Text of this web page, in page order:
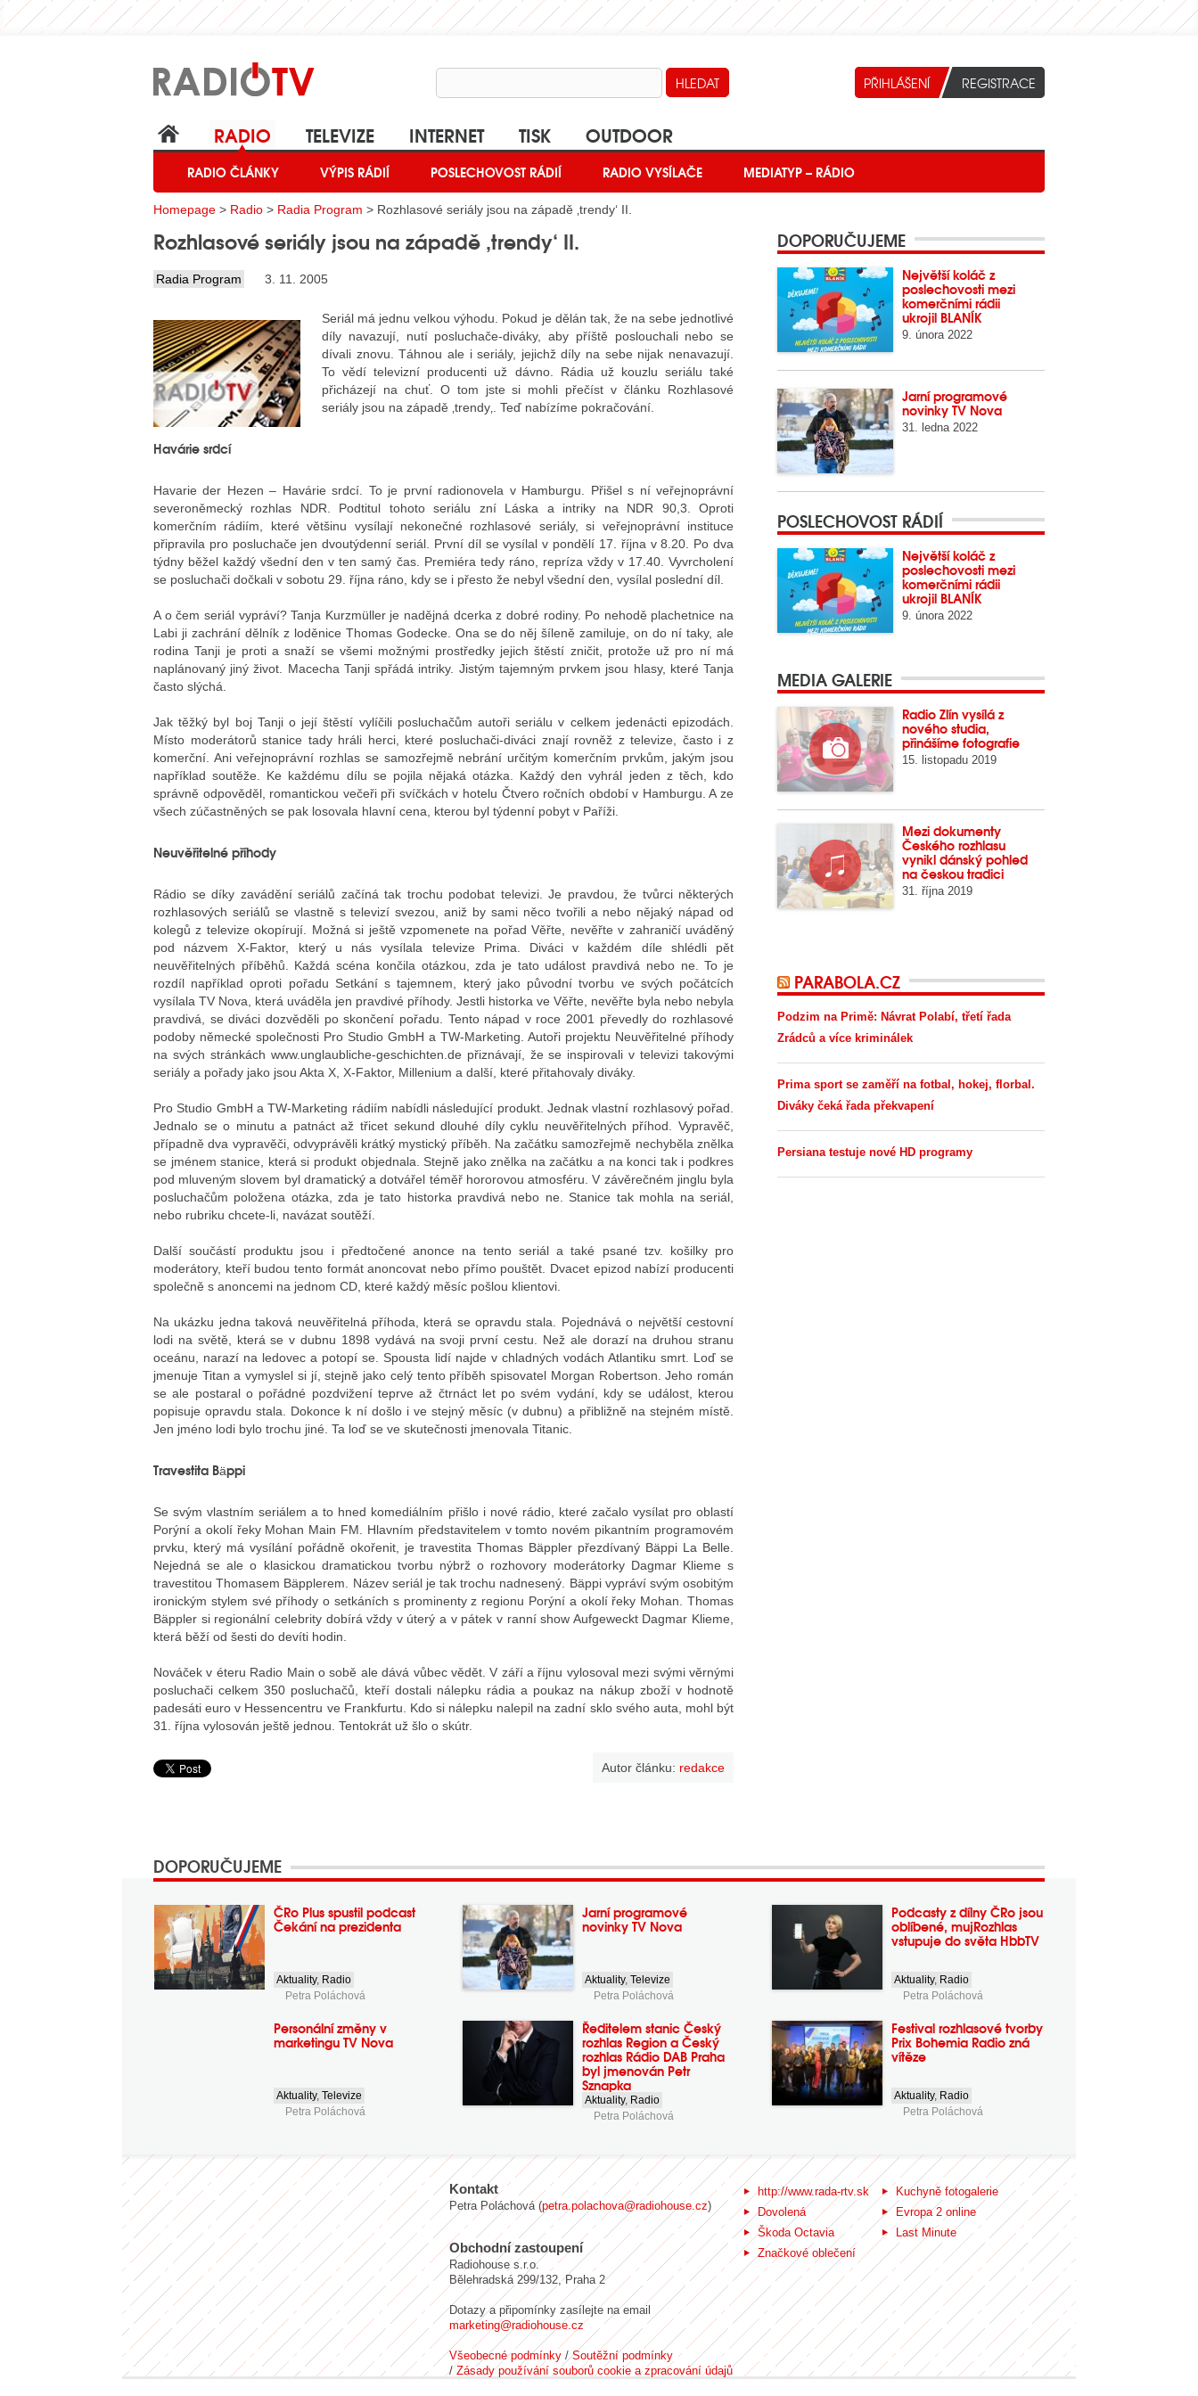
RADIO
RADIO ČLÁNKY VÝPIS RÁDIÍ POSLECHOVOST RÁDIÍ RADIO VYSÍLAČE MEDIATYP – RÁDIO
TELEVIZE INTERNET TISK OUTDOOR
Homepage > Radio > Radia Program > Rozhlasové seriály jsou na západě ‚trendy‘ II.
Rozhlasové seriály jsou na západě ‚trendy‘ II.
Radia Program 3. 11. 2005
Seriál má jednu velkou výhodu. Pokud je dělán tak, že na sebe jednotlivé
díly navazují, nutí posluchače-diváky, aby příště poslouchali nebo se
dívali znovu. Táhnou ale i seriály, jejichž díly na sebe nijak nenavazují.
To vědí televizní producenti už dávno. Rádia už kouzlu seriálu také
přicházejí na chuť. O tom jste si mohli přečíst v článku Rozhlasové
seriály jsou na západě ‚trendy
. Teď nabízíme pokračování.
Havárie srdcí
Havarie der Hezen – Havárie srdcí. To je první radionovela v Hamburgu. Přišel s ní veřejnoprávní
severoněmecký rozhlas NDR. Podtitul tohoto seriálu zní Láska a intriky na NDR 90,3. Oproti
komerčním rádiím, které většinu vysílají nekonečné rozhlasové seriály, si veřejnoprávní instituce
připravila pro posluchače jen dvoutýdenní seriál. První díl se vysílal v pondělí 17. října v 8.20. Po dva
týdny běžel každý všední den v ten samý čas. Premiéra tedy ráno, repríza vždy v 17.40. Vyvrcholení
se posluchači dočkali v sobotu 29. října ráno, kdy se i přesto že nebyl všední den, vysílal poslední díl.
A o čem seriál vypráví? Tanja Kurzmüller je nadějná dcerka z dobré rodiny. Po nehodě plachetnice na
Labi ji zachrání dělník z loděnice Thomas Godecke. Ona se do něj šíleně zamiluje, on do ní taky, ale
rodina Tanji je proti a snaží se všemi možnými prostředky jejich štěstí zničit, protože už pro ní má
naplánovaný jiný život. Macecha Tanji spřádá intriky. Jistým tajemným prvkem jsou hlasy, které Tanja
často slýchá.
Jak těžký byl boj Tanji o její štěstí vylíčili posluchačům autoři seriálu v celkem jedenácti epizodách.
Místo moderátorů stanice tady hráli herci, které posluchači-diváci znají rovněž z televize, často i z
komerční. Ani veřejnoprávní rozhlas se samozřejmě nebrání určitým komerčním prvkům, jakým jsou
například soutěže. Ke každému dílu se pojila nějaká otázka. Každý den vyhrál jeden z těch, kdo
správně odpověděl, romantickou večeři při svíčkách v hotelu Čtvero ročních období v Hamburgu. A ze
všech zúčastněných se pak losovala hlavní cena, kterou byl týdenní pobyt v Paříži.
Neuvěřitelné příhody
Rádio se díky zavádění seriálů začíná tak trochu podobat televizi. Je pravdou, že tvůrci některých
rozhlasových seriálů se vlastně s televizí svezou, aniž by sami něco tvořili a nebo nějaký nápad od
kolegů z televize okopírují. Možná si ještě vzpomenete na pořad Věřte, nevěřte v zahraničí uváděný
pod názvem X-Faktor, který u nás vysílala televize Prima. Diváci v každém díle shlédli pět
neuvěřitelných příběhů. Každá scéna končila otázkou, zda je tato událost pravdivá nebo ne. To je
rozdíl například oproti pořadu Setkání s tajemnem, který jako původní tvorbu ve svých počátcích
vysílala TV Nova, která uváděla jen pravdivé příhody. Jestli historka ve Věřte, nevěřte byla nebo nebyla
pravdivá, se diváci dozvěděli po skončení pořadu. Tento nápad v roce 2001 převedly do rozhlasové
podoby německé společnosti Pro Studio GmbH a TW-Marketing. Autoři projektu Neuvěřitelné příhody
na svých stránkách www.unglaubliche-geschichten.de přiznávají, že se inspirovali v televizi takovými
seriály a pořady jako jsou Akta X, X-Faktor, Millenium a další, které přitahovaly diváky.
Pro Studio GmbH a TW-Marketing rádiím nabídli následující produkt. Jednak vlastní rozhlasový pořad.
Jednalo se o minutu a patnáct až třicet sekund dlouhé díly cyklu neuvěřitelných příhod. Vypravěč,
případně dva vypravěči, odvyprávěli krátký mystický příběh. Na začátku samozřejmě nechyběla znělka
se jménem stanice, která si produkt objednala. Stejně jako znělka na začátku a na konci tak i podkres
pod mluveným slovem byl dramatický a dotvářel téměř hororovou atmosféru. V závěrečném jinglu byla
posluchačům položena otázka, zda je tato historka pravdivá nebo ne. Stanice tak mohla na seriál,
nebo rubriku chcete-li, navázat soutěží.
Další součástí produktu jsou i předtočené anonce na tento seriál a také psané tzv. košilky pro
moderátory, kteří budou tento formát anoncovat nebo přímo pouštět. Dvacet epizod nabízí producenti
společně s anoncemi na jednom CD, které každý měsíc pošlou klientovi.
Na ukázku jedna taková neuvěřitelná příhoda, která se opravdu stala. Pojednává o největší cestovní
lodi na světě, která se v dubnu 1898 vydává na svoji první cestu. Než ale dorazí na druhou stranu
oceánu, narazí na ledovec a potopí se. Spousta lidí najde v chladných vodách Atlantiku smrt. Loď se
jmenuje Titan a vymyslel si jí, stejně jako celý tento příběh spisovatel Morgan Robertson. Jeho román
se ale postaral o pořádné pozdvižení teprve až čtrnáct let po svém vydání, kdy se událost, kterou
popisuje opravdu stala. Dokonce k ní došlo i ve stejný měsíc (v dubnu) a přibližně na stejném místě.
Jen jméno lodi bylo trochu jiné. Ta loď se ve skutečnosti jmenovala Titanic.
Travestita Bäppi
Se svým vlastním seriálem a to hned komediálním přišlo i nové rádio, které začalo vysílat pro oblastí
Porýní a okolí řeky Mohan Main FM. Hlavním představitelem v tomto novém pikantním programovém
prvku, který má vysílání pořádně okořenit, je travestita Thomas Bäppler přezdívaný Bäppi La Belle.
Nejedná se ale o klasickou dramatickou tvorbu nýbrž o rozhovory moderátorky Dagmar Klieme s
travestitou Thomasem Bäpplerem. Název seriál je tak trochu nadnesený. Bäppi vypráví svým osobitým
ironickým stylem své příhody o setkáních s prominenty z regionu Porýní a okolí řeky Mohan. Thomas
Bäppler si regionální celebrity dobírá vždy v úterý a v pátek v ranní show Aufgeweckt Dagmar Klieme,
která běží od šesti do devíti hodin.
Nováček v éteru Radio Main o sobě ale dává vůbec vědět. V září a říjnu vylosoval mezi svými věrnými
posluchači celkem 350 posluchačů, kteří dostali nálepku rádia a poukaz na nákup zboží v hodnotě
padesáti euro v Hessencentru ve Frankfurtu. Kdo si nálepku nalepil na zadní sklo svého auta, mohl být
31. října vylosován ještě jednou. Tentokrát už šlo o skútr.
Autor článku: redakce
DOPORUČUJEME
Největší koláč z
poslechovosti mezi
komerčními rádii
ukrojil BLANÍK
9. února 2022
Jarní programové
novinky TV Nova
31. ledna 2022
POSLECHOVOST RÁDIÍ
Největší koláč z
poslechovosti mezi
komerčními rádii
ukrojil BLANÍK
9. února 2022
MEDIA GALERIE
Radio Zlín vysílá z
nového studia,
přinášíme fotografie
15. listopadu 2019
Mezi dokumenty
Českého rozhlasu
vynikl dánský pohled
na českou tradici
31. října 2019
PARABOLA.CZ
Podzim na Primě: Návrat Polabí, třetí řada
Zrádců a více kriminálek
Prima sport se zaměří na fotbal, hokej, florbal.
Diváky čeká řada překvapení
Persiana testuje nové HD programy
DOPORUČUJEME
ČRo Plus spustil podcast
Čekání na prezidenta
Aktuality, Radio
Petra Poláchová
Jarní programové
novinky TV Nova
Aktuality,Televize
Petra Poláchová
Podcasty z dílny ČRo jsou
oblíbené, mujRozhlas
vstupuje do světa HbbTV
Aktuality, Radio
Petra Poláchová
Personální změny v
marketingu TV Nova
Aktuality,Televize
Petra Poláchová
Ředitelem stanic Český
rozhlas Region a Český
rozhlas Rádio DAB Praha
byl jmenován Petr
Sznapka
Aktuality, Radio
Petra Poláchová
Festival rozhlasové tvorby
Prix Bohemia Radio zná
vítěze
Aktuality, Radio
Petra Poláchová
Kontakt
Petra Poláchová (petra.polachova@radiohouse.cz)
Obchodní zastoupení
Radiohouse s.r.o.
Bělehradská 299/132, Praha 2
Dotazy a připomínky zasílejte na email
marketing@radiohouse.cz
Všeobecné podmínky/Soutěžní podmínky
/Zásady používání souborů cookie a zpracování údajů
http://www.rada-rtv.sk
Kuchyně fotogalerie
Dovolená
Evropa 2 online
Škoda Octavia
Last Minute
Značkové oblečení